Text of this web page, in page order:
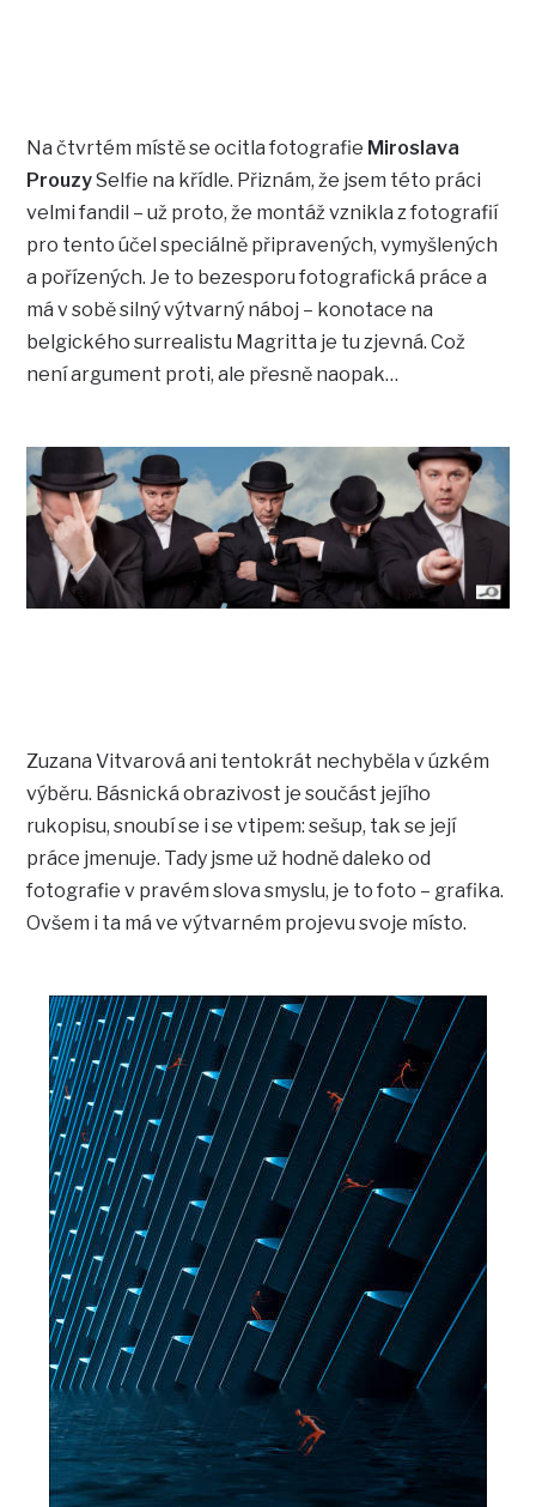
Na čtvrtém místě se ocitla fotografie Miroslava
ProuzySelfie na křídle. Přiznám, že jsem této práci
velmi fandil – už proto, že montáž vznikla z fotografií
pro tento účel speciálně připravených, vymyšlených
a pořízených. Je to bezesporu fotografická práce a
má v sobě silný výtvarný náboj – konotace na
belgického surrealistu Magritta je tu zjevná. Což
není argument proti, ale přesně naopak…
Zuzana Vitvarová ani tentokrát nechyběla v úzkém
výběru. Básnická obrazivost je součást jejího
rukopisu, snoubí se i se vtipem: sešup, tak se její
práce jmenuje. Tady jsme už hodně daleko od
fotografie v pravém slova smyslu, je to foto – grafika.
Ovšem i ta má ve výtvarném projevu svoje místo.